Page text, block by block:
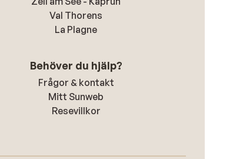
Val Thorens
La Plagne
Behöver du hjälp?
Frågor & kontakt
Mitt Sunweb
Resevillkor